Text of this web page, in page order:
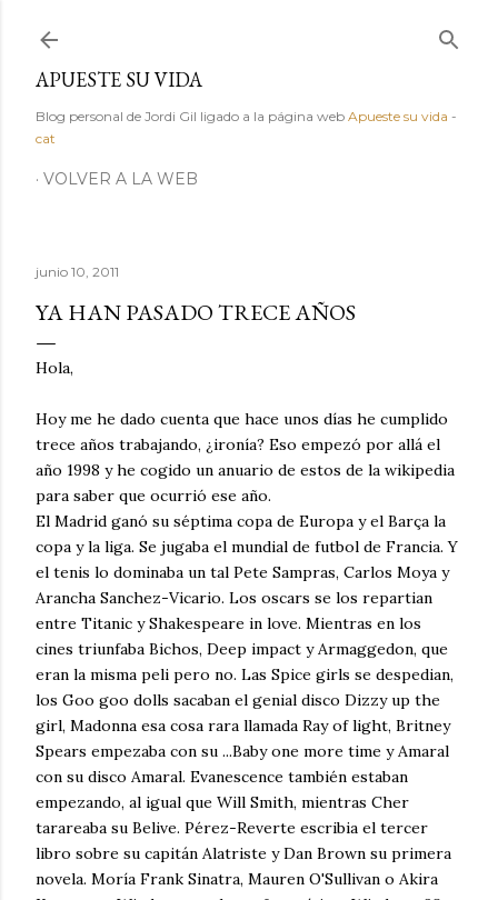
APUESTE SU VIDA
Blog personal de Jordi Gil ligado a la página web Apueste su vida -
cat
VOLVER A LA WEB
junio 10, 2011
YA HAN PASADO TRECE AÑOS
Hola,
Hoy me he dado cuenta que hace unos días he cumplido
trece años trabajando, ¿ironía? Eso empezó por allá el
año 1998 y he cogido un anuario de estos de la wikipedia
para saber que ocurrió ese año.
El Madrid ganó su séptima copa de Europa y el Barça la
copa y la liga. Se jugaba el mundial de futbol de Francia. Y
el tenis lo dominaba un tal Pete Sampras, Carlos Moya y
Arancha Sanchez-Vicario. Los oscars se los repartian
entre Titanic y Shakespeare in love. Mientras en los
cines triunfaba Bichos, Deep impact y Armaggedon, que
eran la misma peli pero no. Las Spice girls se despedian,
los Goo goo dolls sacaban el genial disco Dizzy up the
girl, Madonna esa cosa rara llamada Ray of light, Britney
Spears empezaba con su ...Baby one more time y Amaral
con su disco Amaral. Evanescence también estaban
empezando, al igual que Will Smith, mientras Cher
tarareaba su Belive. Pérez-Reverte escribia el tercer
libro sobre su capitán Alatriste y Dan Brown su primera
novela. Moría Frank Sinatra, Mauren O'Sullivan o Akira